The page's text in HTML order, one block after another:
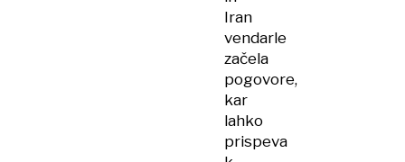
Iran
vendarle
začela
pogovore,
kar
lahko
prispeva